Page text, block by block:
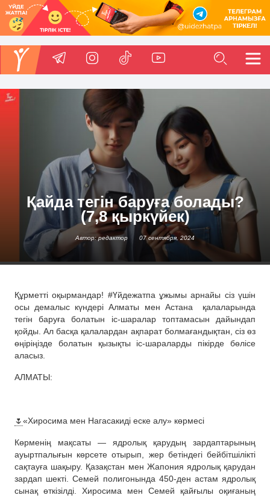
Қайда тегін баруға болады?
(7,8 қыркүйек)
Автор: редактор 07 сентября, 2024
Құрметті оқырмандар! #Үйдежатпа ұжымы арнайы сіз үшін
осы демалыс күндері Алматы мен Астана
қалаларында
тегін баруға болатын іс-шаралар топтамасын дайындап
қойды. Ал басқа қалалардан ақпарат болмағандықтан, сіз өз
өңіріңізде болатын қызықты іс-шараларды пікірде бөлісе
аласыз.
АЛМАТЫ:
🌷«Хиросима мен Нагасакиді еске алу» көрмесі
Көрменің мақсаты — ядролық қарудың зардаптарының
ауыртпалығын көрсете отырып, жер бетіндегі бейбітшілікті
сақтауға шақыру. Қазақстан мен Жапония ядролық қарудан
зардап шекті. Семей полигонында 450-ден астам ядролық
сынақ өткізілді. Хиросима мен Семей қайғылы оқиғаның